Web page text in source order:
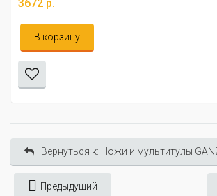
Вернуться к: Ножи и мультитулы
Предыдущий